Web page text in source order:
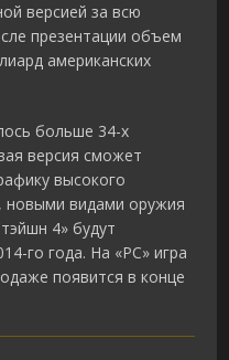
версией за всю
презентации объем
американских
больше 34-х
версия сможет
высокого
новыми видами оружия
4» будут
го года. На «PC» игра
появится в конце